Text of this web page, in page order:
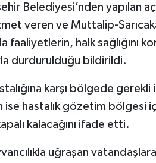
Belediyesi’nden yapılan
veren ve Muttalip-
faaliyetlerin, halk sağlığını
durdurulduğu bildirildi.
karşı bölgede gerekli
ise hastalık gözetim bölgesi
kalacağını ifade etti.
uğraşan